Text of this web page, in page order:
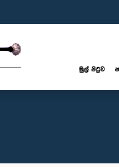
මුල් පිටුව